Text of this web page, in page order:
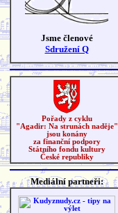
Jsme členové
Sdružení Q
Pořady z cyklu
"Agadir: Na strunách naděje"
jsou konány
za finanční podpory
Státního fondu kultury
České republiky
Mediální partneři: